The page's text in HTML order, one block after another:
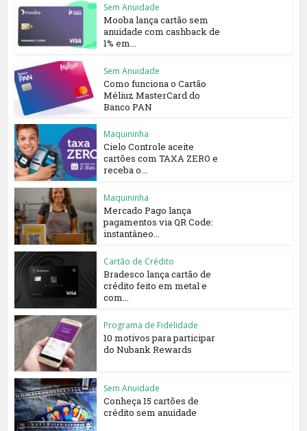
Sem Anuidade
Mooba lança cartão sem
anuidade com cashback de
1% em...
Sem Anuidade
Como funciona o Cartão
Méliuz MasterCard do
Banco PAN
Maquininha
Cielo Controle aceite
cartões com TAXA ZERO e
receba o...
Maquininha
Mercado Pago lança
pagamentos via QR Code:
instantâneo...
Cartão de Crédito
Bradesco lança cartão de
crédito feito em metal e
com...
Programa de Fidelidade
10 motivos para participar
do Nubank Rewards
Sem Anuidade
Conheça 15 cartões de
crédito sem anuidade